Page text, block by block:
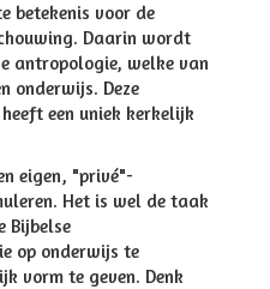
betekenis voor de
Daarin wordt
antropologie, welke van
onderwijs. Deze
een uniek kerkelijk
eigen, "privé"-
Het is wel de taak
Bijbelse
op onderwijs te
vorm te geven. Denk